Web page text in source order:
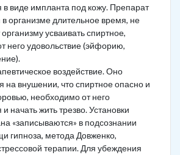
в виде импланта под кожу. Препарат
в организме длительное время, не
усваивать спиртное,
него удовольствие (эйфорию,
воздействие. Оно
на внушении, что спиртное опасно и
необходимо от него
и начать жить трезво. Установки
«записываются» в подсознании
гипноза, метода Довженко,
терапии. Для убеждения